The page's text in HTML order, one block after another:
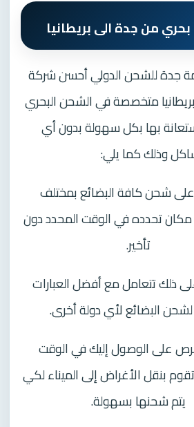
من جدة الى بريطانيا
جدة للشحن الدولي أحسن شركة
متخصصة في الشحن البحري
بها بكل سهولة بدون أي
وذلك كما يلي:
شحن كافة البضائع بمختلف
مكان تحدده في الوقت المحدد دون
تأخير.
ذلك تتعامل مع أفضل العبارات
لشحن البضائع لأي دولة أخرى.
على الوصول إليك في الوقت
بنقل الأغراض إلى الميناء لكي
يتم شحنها بسهولة.